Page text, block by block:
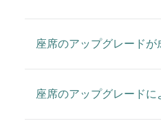
座席のアップグレード
座席のアップグレード